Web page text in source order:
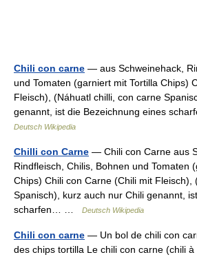
Chili con carne — aus Schweinehack,
und Tomaten (garniert mit Tortilla Chips)
Fleisch), (Náhuatl chilli, con carne
genannt, ist die Bezeichnung eines
Deutsch Wikipedia
Chilli con Carne — Chili con Carne aus
Rindfleisch, Chilis, Bohnen und Tomaten
Chips) Chili con Carne (Chili mit Fleisch),
Spanisch), kurz auch nur Chili genannt,
scharfen… …
Deutsch Wikipedia
Chili con carne — Un bol de chili con
des chips tortilla Le chili con carne (chili